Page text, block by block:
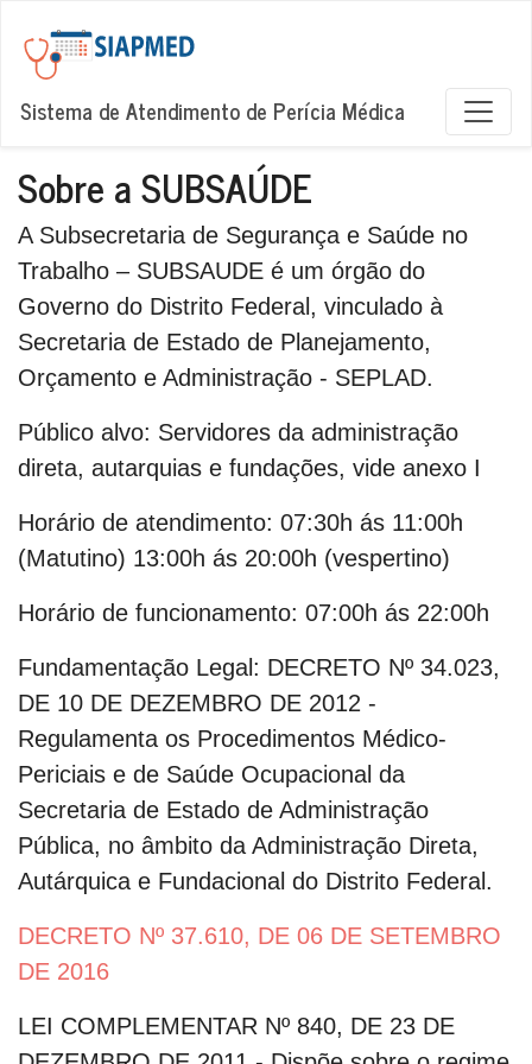
Sistema de Atendimento de Perícia Médica
Sobre a SUBSAÚDE
A Subsecretaria de Segurança e Saúde no
Trabalho – SUBSAUDE é um órgão do
Governo do Distrito Federal, vinculado à
Secretaria de Estado de Planejamento,
Orçamento e Administração - SEPLAD.
Público alvo: Servidores da administração
direta, autarquias e fundações, vide anexo I
Horário de atendimento: 07:30h ás 11:00h
(Matutino) 13:00h ás 20:00h (vespertino)
Horário de funcionamento: 07:00h ás 22:00h
Fundamentação Legal: DECRETO Nº 34.023,
DE 10 DE DEZEMBRO DE 2012 -
Regulamenta os Procedimentos Médico-
Periciais e de Saúde Ocupacional da
Secretaria de Estado de Administração
Pública, no âmbito da Administração Direta,
Autárquica e Fundacional do Distrito Federal.
DECRETO Nº 37.610, DE 06 DE SETEMBRO
DE 2016
LEI COMPLEMENTAR Nº 840, DE 23 DE